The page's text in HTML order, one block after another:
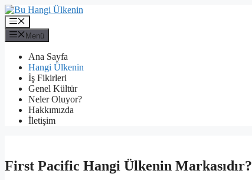
İçeriğe
atla
Menü
Menü
Ana Sayfa
Hangi Ülkenin
İş Fikirleri
Genel Kültür
Neler Oluyor?
Hakkımızda
İletişim
First Pacific Hangi Ülkenin Markasıdır?